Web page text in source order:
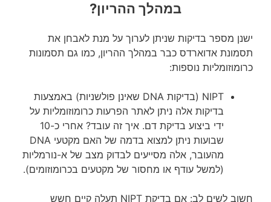
במהלך ההריון?
ישנן מספר בדיקות שניתן לערוך על מנת לאבחן את
תסמונת אדוארדס כבר במהלך ההריון, כמו גם תסמונות
כרומוזומליות נוספות:
NIPT (בדיקות DNA שאינן פולשניות) באמצעות
בדיקות אלה ניתן לאתר הפרעות כרומוזומליות על
ידי ביצוע בדיקת דם. איך זה עובד? אחרי כ-10
שבועות ניתן למצוא בדמה של האם מקטעי DNA
מהעובר, אלה מסייעים לבדוק מצב של א-נורמליות
(למשל עודף או מחסור של מקטעים בכרומוזומים).
חשוב לשים לב: אם בדיקת NIPT תעלה קיים חשש